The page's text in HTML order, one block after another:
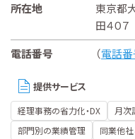
所在地
東京都
田４０７
電話番号
（電話
提供サービス
経理事務の省力化・DX 月次
部門別の業績管理
同業他